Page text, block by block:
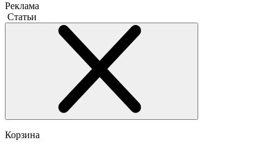
Реклама
Статьи
Корзина